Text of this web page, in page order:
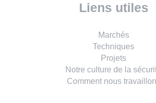
Liens utiles
Marchés
Techniques
Projets
Notre culture de la
Comment nous